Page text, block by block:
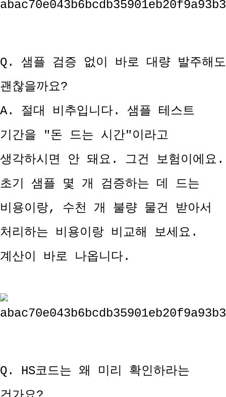
Q. 샘플 검증 없이 바로 대량 발주해도
괜찮을까요?
A. 절대 비추입니다. 샘플 테스트
기간을 "돈 드는 시간"이라고
생각하시면 안 돼요. 그건 보험이에요.
초기 샘플 몇 개 검증하는 데 드는
비용이랑, 수천 개 불량 물건 받아서
처리하는 비용이랑 비교해 보세요.
계산이 바로 나옵니다.
Q. HS코드는 왜 미리 확인하라는